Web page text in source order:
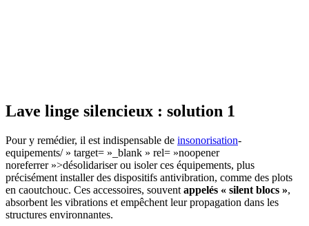
Lave linge silencieux : solution 1
Pour y remédier, il est indispensable de insonorisation-
equipements/ » target= »_blank » rel= »noopener
noreferrer »>désolidariser ou isoler ces équipements, plus
précisément installer des dispositifs antivibration, comme des plots
en caoutchouc. Ces accessoires, souvent appelés « silent blocs »,
absorbent les vibrations et empêchent leur propagation dans les
structures environnantes.